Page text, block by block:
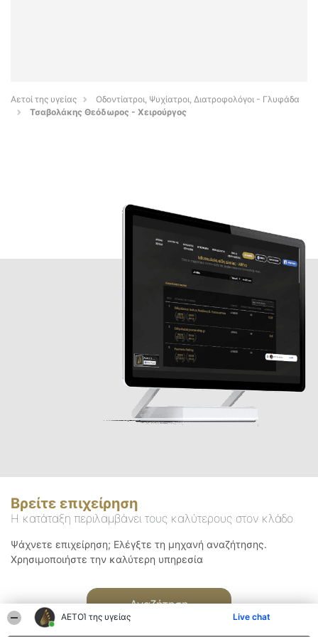
ΑΕΤΟΊ της υγείας Live chat
Αετοί της υγείας
Οδοντίατροι, Ψυχίατροι, Διατροφολόγοι - Γλυφάδα
Τσαβολάκης Θεόδωρος - Χειρούργος
Βρείτε επιχείρηση
Η κατάταξη περιλαμβάνει τους καλύτερους στον κλάδο
Ψάχνετε επιχείρηση; Ελέγξτε τη μηχανή αναζήτησης.
Χρησιμοποιήστε την καλύτερη υπηρεσία
Αναζήτηση